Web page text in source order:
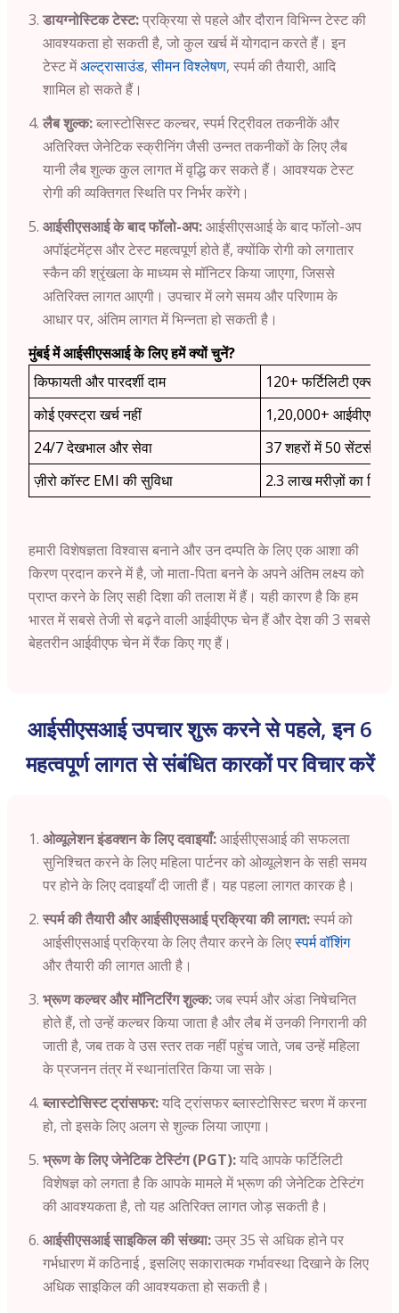
डायग्नोस्टिक टेस्ट:प्रक्रिया से पहले और दौरान विभिन्न टेस्ट की
आवश्यकता हो सकती है, जो कुल खर्च में योगदान करते हैं। इन
टेस्ट मेंअल्ट्रासाउंड,सीमन विश्लेषण, स्पर्म की तैयारी, आदि
शामिल हो सकते हैं।
लैब शुल्क:ब्लास्टोसिस्ट कल्चर, स्पर्म रिट्रीवल तकनीकें और
अतिरिक्त जेनेटिक स्क्रीनिंग जैसी उन्नत तकनीकों के लिए लैब
यानी लैब शुल्क कुल लागत में वृद्धि कर सकते हैं। आवश्यक टेस्ट
रोगी की व्यक्तिगत स्थिति पर निर्भर करेंगे।
आईसीएसआई के बाद फॉलो-अप:आईसीएसआई के बाद फॉलो-अप
अपॉइंटमेंट्स और टेस्ट महत्वपूर्ण होते हैं, क्योंकि रोगी को लगातार
स्कैन की श्रृंखला के माध्यम से मॉनिटर किया जाएगा, जिससे
अतिरिक्त लागत आएगी। उपचार में लगे समय और परिणाम के
आधार पर, अंतिम लागत में भिन्नता हो सकती है।
मुंबई में आईसीएसआई के लिए हमें क्यों चुनें?
किफायती और पारदर्शी दाम
120+ फर्टिलिटी एक्सपर्ट
कोई एक्स्ट्रा खर्च नहीं
1,20,000+ आईवीएफ
24/7 देखभाल और सेवा
37 शहरों में 50 सेंटर्स
ज़ीरो कॉस्ट EMI की सुविधा
2.3 लाख मरीज़ों का
हमारी विशेषज्ञता विश्वास बनाने और उन दम्पति के लिए एक आशा की
किरण प्रदान करने में है, जो माता-पिता बनने के अपने अंतिम लक्ष्य को
प्राप्त करने के लिए सही दिशा की तलाश में हैं। यही कारण है कि हम
भारत में सबसे तेजी से बढ़ने वाली आईवीएफ चेन हैं और देश की 3 सबसे
बेहतरीन आईवीएफ चेन में रैंक किए गए हैं।
आईसीएसआई उपचार शुरू करने से पहले, इन 6
महत्वपूर्ण लागत से संबंधित कारकों पर विचार करें
ओव्यूलेशन इंडक्शन के लिए दवाइयाँ:आईसीएसआई की सफलता
सुनिश्चित करने के लिए महिला पार्टनर को ओव्यूलेशन के सही समय
पर होने के लिए दवाइयाँ दी जाती हैं। यह पहला लागत कारक है।
स्पर्म की तैयारी और आईसीएसआई प्रक्रिया की लागत:स्पर्म को
आईसीएसआई प्रक्रिया के लिए तैयार करने के लिएस्पर्म वॉशिंग
और तैयारी की लागत आती है।
भ्रूण कल्चर और मॉनिटरिंग शुल्क:जब स्पर्म और अंडा निषेचनित
होते हैं, तो उन्हें कल्चर किया जाता है और लैब में उनकी निगरानी की
जाती है, जब तक वे उस स्तर तक नहीं पहुंच जाते, जब उन्हें महिला
के प्रजनन तंत्र में स्थानांतरित किया जा सके।
ब्लास्टोसिस्ट ट्रांसफर:यदि ट्रांसफर ब्लास्टोसिस्ट चरण में करना
हो, तो इसके लिए अलग से शुल्क लिया जाएगा।
भ्रूण के लिए जेनेटिक टेस्टिंग (PGT):यदि आपके फर्टिलिटी
विशेषज्ञ को लगता है कि आपके मामले में भ्रूण की जेनेटिक टेस्टिंग
की आवश्यकता है, तो यह अतिरिक्त लागत जोड़ सकती है।
आईसीएसआई साइकिल की संख्या:उम्र 35 से अधिक होने पर
गर्भधारण में कठिनाई , इसलिए सकारात्मक गर्भावस्था दिखाने के लिए
अधिक साइकिल की आवश्यकता हो सकती है।